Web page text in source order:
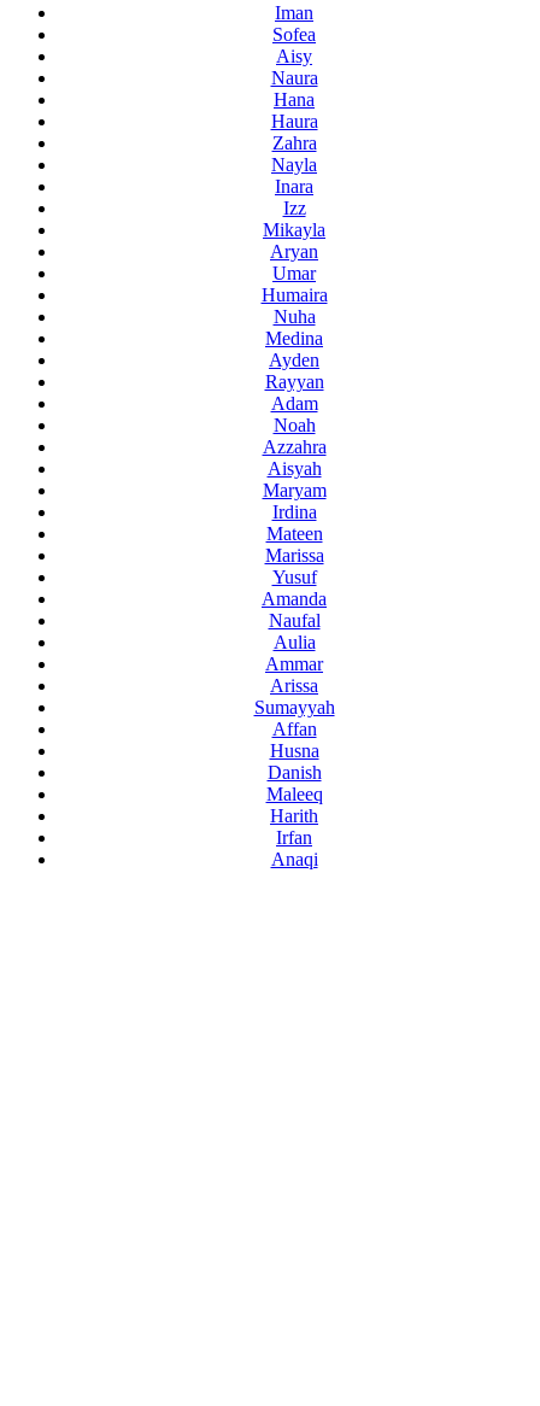
Iman
Sofea
Aisy
Naura
Hana
Haura
Zahra
Nayla
Inara
Izz
Mikayla
Aryan
Umar
Humaira
Nuha
Medina
Ayden
Rayyan
Adam
Noah
Azzahra
Aisyah
Maryam
Irdina
Mateen
Marissa
Yusuf
Amanda
Naufal
Aulia
Ammar
Arissa
Sumayyah
Affan
Husna
Danish
Maleeq
Harith
Irfan
Anaqi